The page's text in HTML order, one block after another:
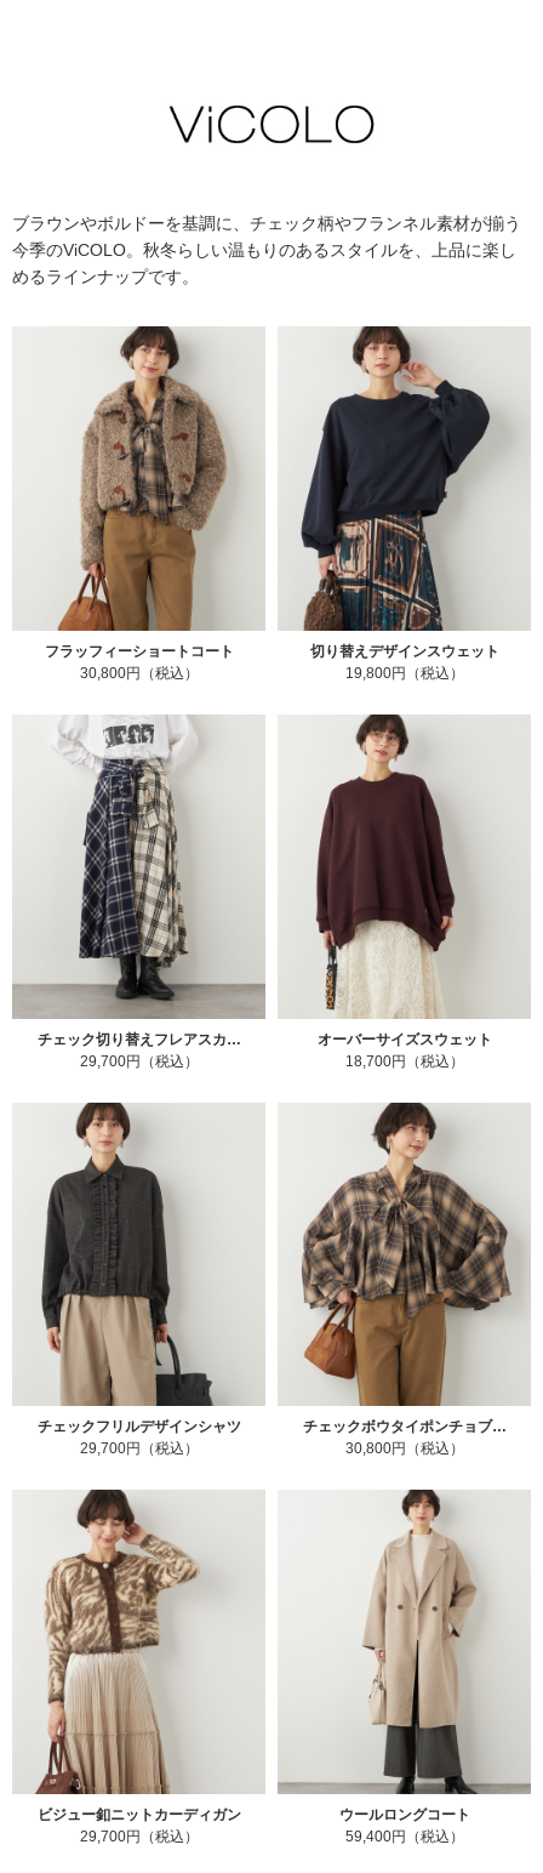
ブラウンやボルドーを基調に、チェック柄やフランネル素材が揃う
今季のViCOLO。秋冬らしい温もりのあるスタイルを、上品に楽し
めるラインナップです。
フラッフィーショートコート
30,800円（税込）
切り替えデザインスウェット
19,800円（税込）
チェック切り替えフレアスカ…
29,700円（税込）
オーバーサイズスウェット
18,700円（税込）
チェックフリルデザインシャツ
29,700円（税込）
チェックボウタイポンチョブ…
30,800円（税込）
ビジュー釦ニットカーディガン
29,700円（税込）
ウールロングコート
59,400円（税込）